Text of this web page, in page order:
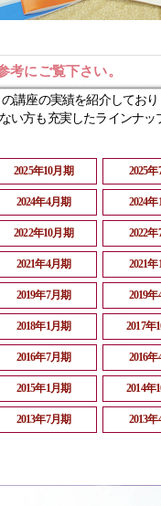
考にご覧下さい。
講座の実績を紹介してお
い方も充実したラインナッ
2025年10月期 2025
2024年4月期 2024
2022年10月期 2022
2021年4月期 2021
2019年7月期 2019
2018年1月期 2017年
2016年7月期 2016
2015年1月期 2014年
2013年7月期 2013